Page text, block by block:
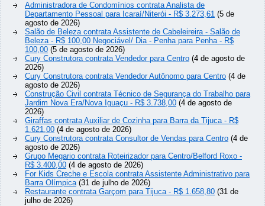
Administradora de Condomínios contrata Analista de
Departamento Pessoal para Icaraí/Niterói - R$ 3.273,61 (5 de
agosto de 2026)
Salão de Beleza contrata Assistente de Cabeleireira - Salão de
Beleza - R$ 100,00 Negociável/ Dia - Penha para Penha - R$
100,00 (5 de agosto de 2026)
Cury Construtora contrata Vendedor para Centro (4 de agosto de
2026)
Cury Construtora contrata Vendedor Autônomo para Centro (4 de
agosto de 2026)
Construção Civil contrata Técnico de Segurança do Trabalho para
Jardim Nova Era/Nova Iguaçu - R$ 3.738,00 (4 de agosto de
2026)
Giraffas contrata Auxiliar de Cozinha para Barra da Tijuca - R$
1.621,00 (4 de agosto de 2026)
Cury Construtora contrata Consultor de Vendas para Centro (4 de
agosto de 2026)
Grupo Megario contrata Roteirizador para Centro/Belford Roxo -
R$ 3.400,00 (4 de agosto de 2026)
For Kids Creche e Escola contrata Assistente Administrativo para
Barra Olímpica(31 de julho de 2026)
Restaurante contrata Garçom para Tijuca - R$ 1.658,80 (31 de
julho de 2026)